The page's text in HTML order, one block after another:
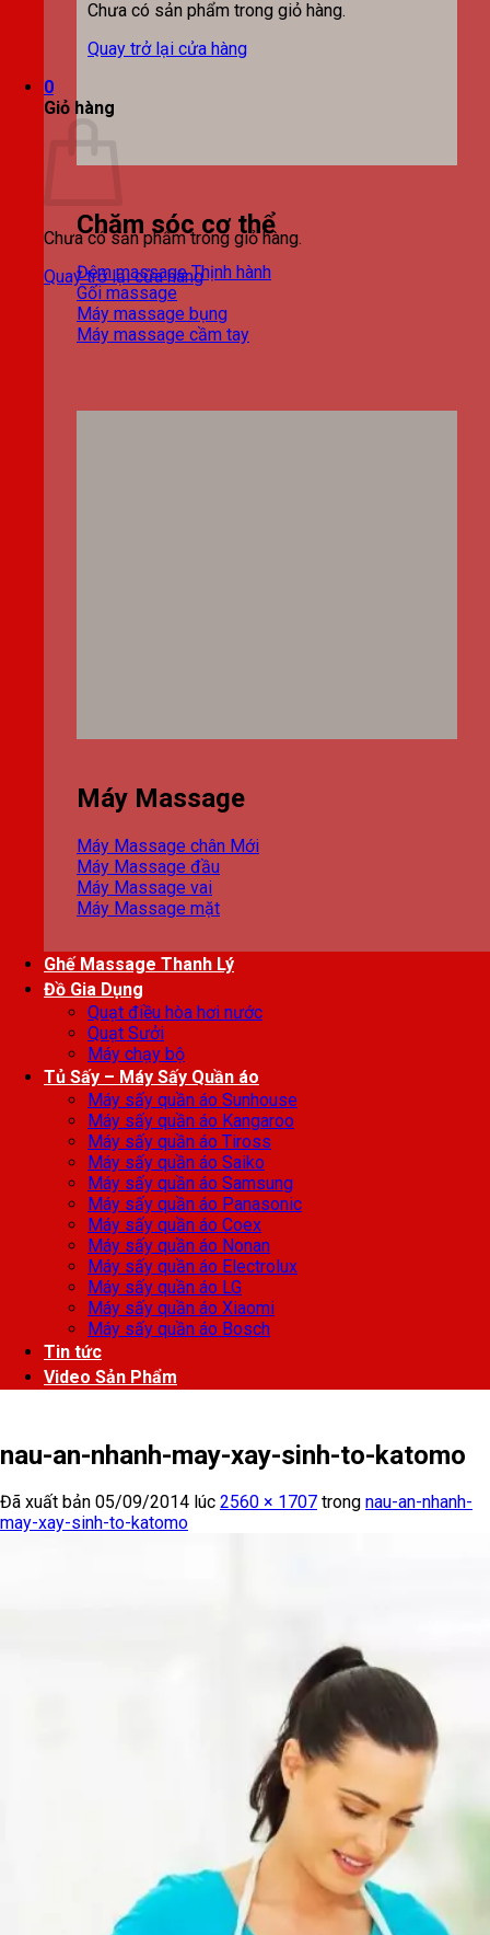
Chưa có sản phẩm trong giỏ hàng.
Quay trở lại cửa hàng
0
Giỏ hàng
Chưa có sản phẩm trong giỏ hàng.
Quay trở lại cửa hàng
Chăm sóc cơ thể
Đệm massage
Gối massage
Máy massage bụng
Máy massage cầm tay
Máy Massage
Máy Massage chân
Máy Massage đầu
Máy Massage vai
Máy Massage mặt
Ghế Massage Thanh Lý
Đồ Gia Dụng
Quạt điều hòa hơi nước
Quạt Sưởi
Máy chạy bộ
Tủ Sấy – Máy Sấy Quần áo
Máy sấy quần áo Sunhouse
Máy sấy quần áo Kangaroo
Máy sấy quần áo Tiross
Máy sấy quần áo Saiko
Máy sấy quần áo Samsung
Máy sấy quần áo Panasonic
Máy sấy quần áo Coex
Máy sấy quần áo Nonan
Máy sấy quần áo Electrolux
Máy sấy quần áo LG
Máy sấy quần áo Xiaomi
Máy sấy quần áo Bosch
Tin tức
Video Sản Phẩm
nau-an-nhanh-may-xay-sinh-to-katomo
Đã xuất bản 05/09/2014 lúc 2560 × 1707 trong nau-an-nhanh-
may-xay-sinh-to-katomo